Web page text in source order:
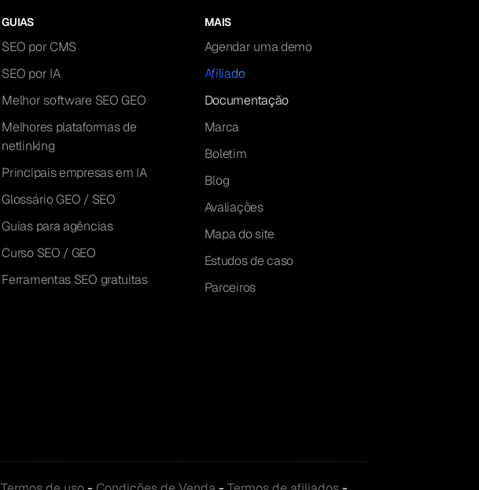
GUIAS
SEO por CMS
SEO por IA
Melhor software SEO GEO
Melhores plataformas de
netlinking
Principais empresas em IA
Glossário GEO / SEO
Guias para agências
Curso SEO / GEO
Ferramentas SEO gratuitas
MAIS
Agendar uma demo
Afiliado
Documentação
Marca
Boletim
Blog
Avaliações
Mapa do site
Estudos de caso
Parceiros